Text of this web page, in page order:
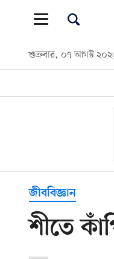
শুক্রবার, ০৭ আগস্ট
জীববিজ্ঞান
শীতে